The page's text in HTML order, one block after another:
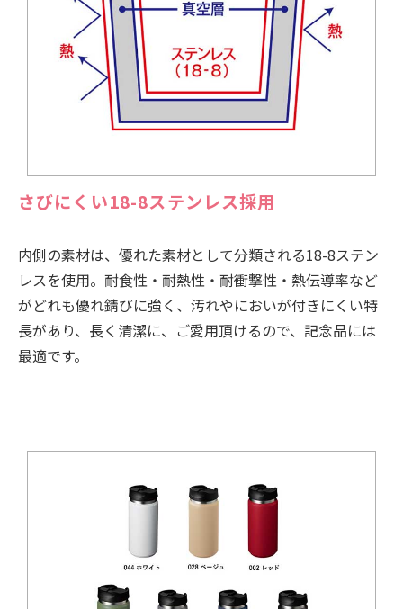
さびにくい18-8ステンレス採用
内側の素材は、優れた素材として分類される18-8ステン
レスを使用。耐食性・耐熱性・耐衝撃性・熱伝導率など
がどれも優れ錆びに強く、汚れやにおいが付きにくい特
長があり、長く清潔に、ご愛用頂けるので、記念品には
最適です。